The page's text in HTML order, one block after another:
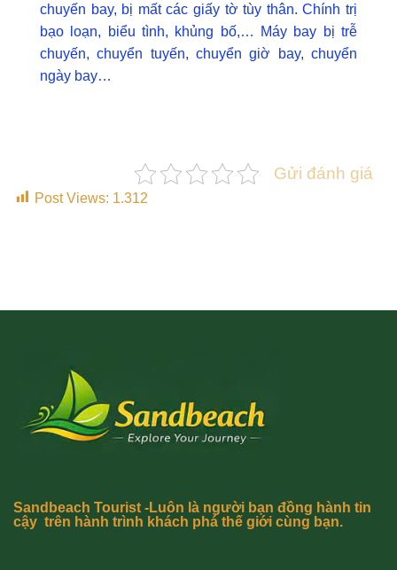
chuyến bay, bị mất các giấy tờ tùy thân. Chính trị
bạo loạn, biểu tình, khủng bố,… Máy bay bị trễ
chuyến, chuyển tuyến, chuyển giờ bay, chuyển
ngày bay…
Gửi đánh giá
Post Views: 1.312
Sandbeach Tourist -Luôn là người bạn đồng hành tin
cậy trên hành trình khách phá thế giới cùng bạn.